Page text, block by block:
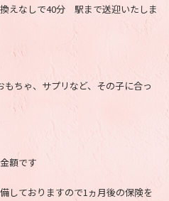
えなしで40分 駅まで送迎いたしま
ちゃ、サプリなど、その子に合っ
額です
ておりますので1ヵ月後の保険を